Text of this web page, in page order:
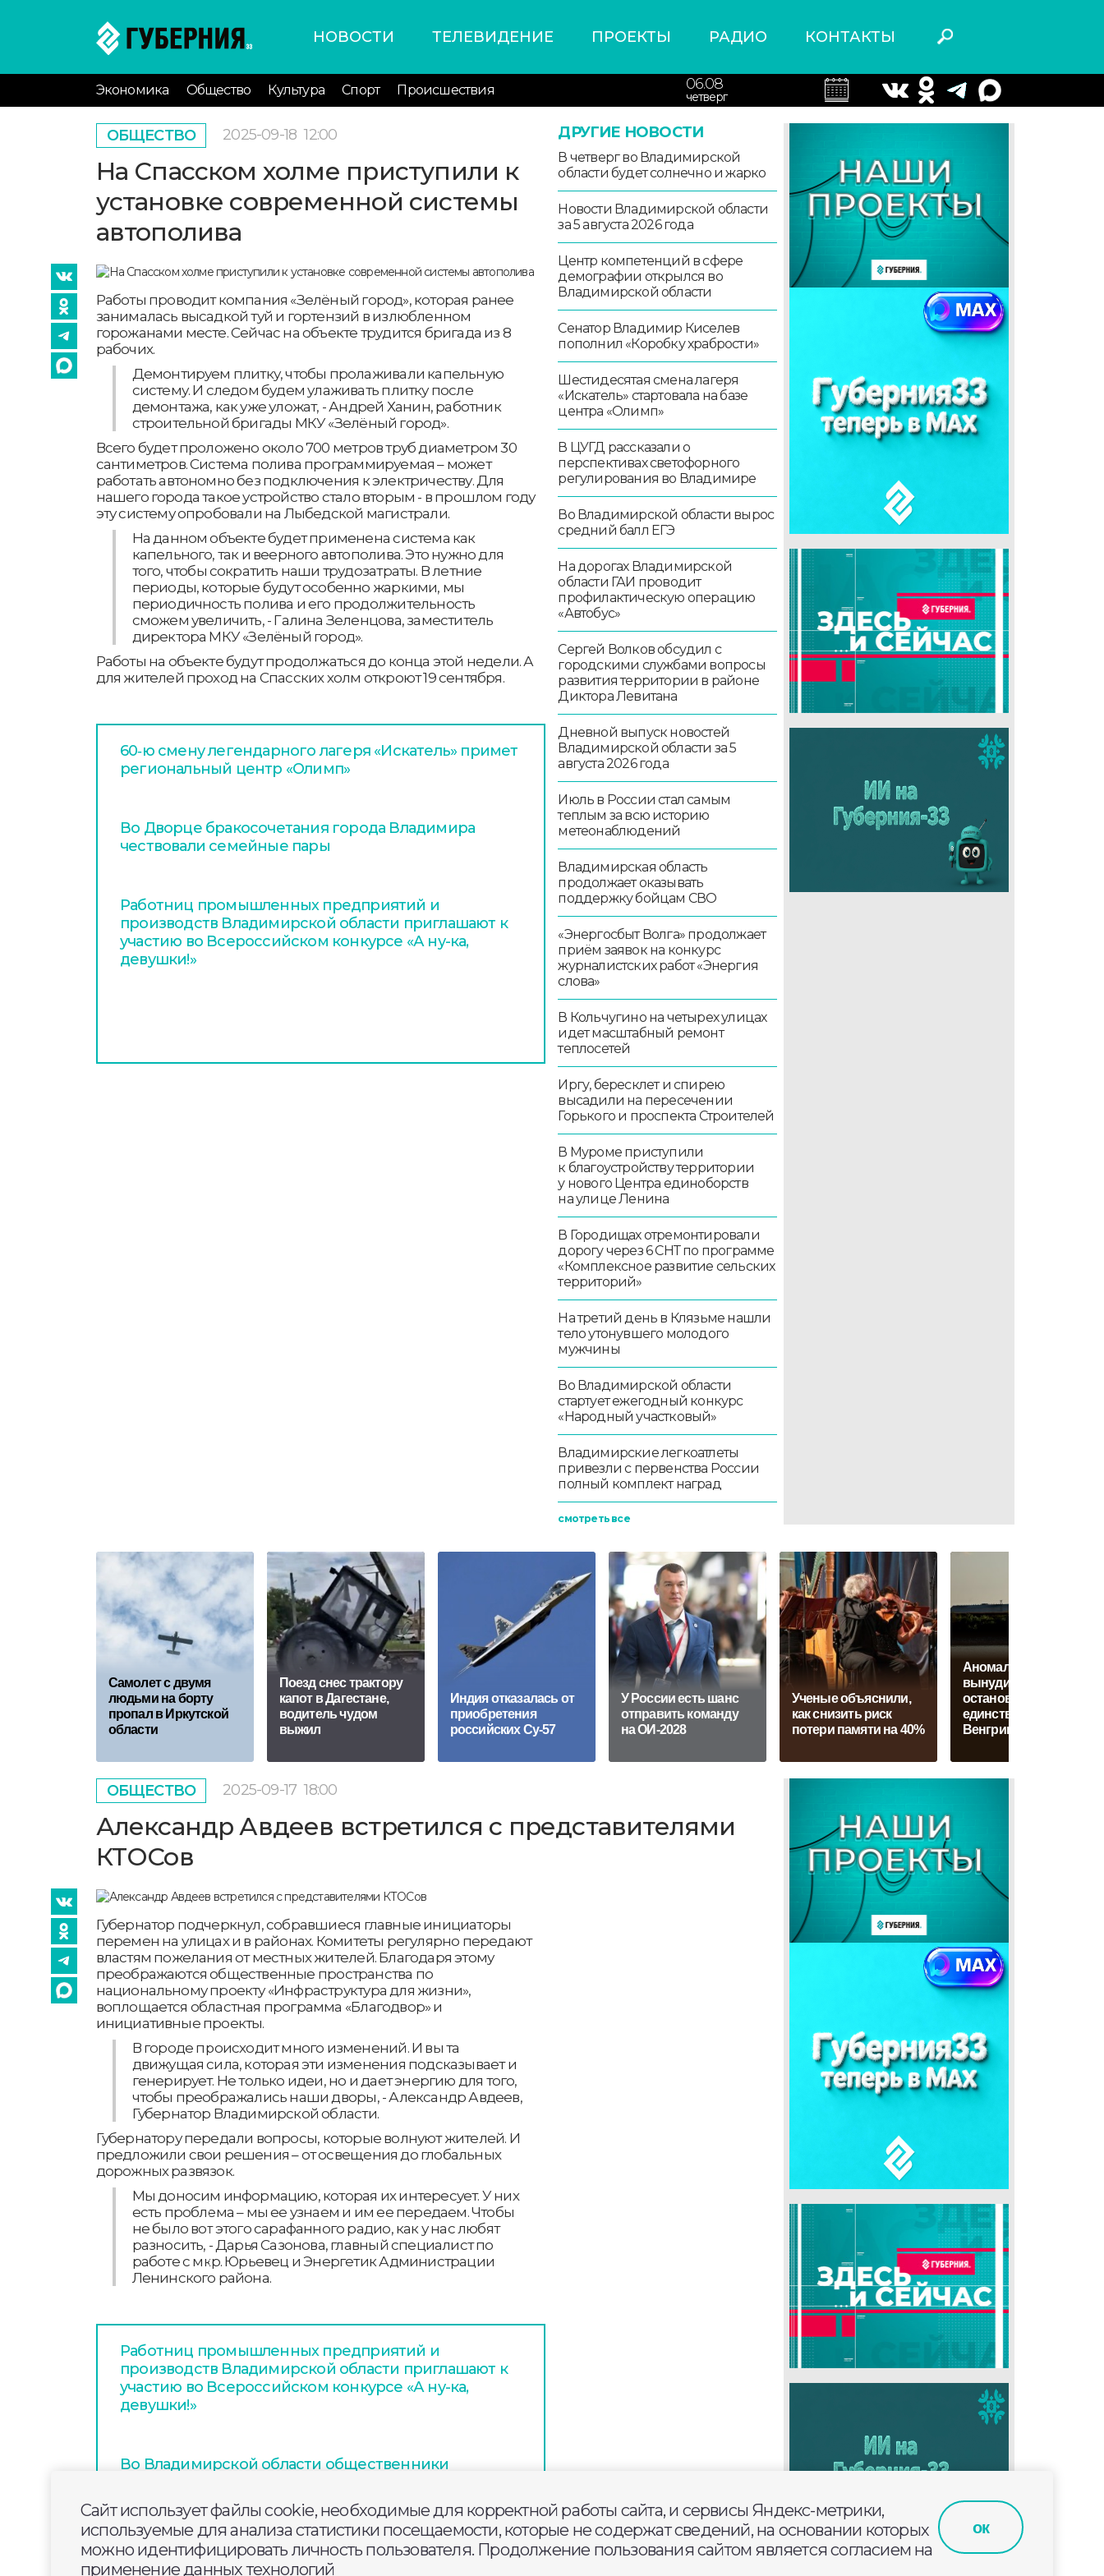
НОВОСТИ ТЕЛЕВИДЕНИЕ ПРОЕКТЫ РАДИО КОНТАКТЫ
Экономика Общество Культура Спорт Происшествия 06.08
четверг
ОБЩЕСТВО 2025-09-18 12:00
На Спасском холме приступили к
установке современной системы
автополива
Работы проводит компания «Зелёный город», которая ранее
занималась высадкой туй и гортензий в излюбленном
горожанами месте. Сейчас на объекте трудится бригада из 8
рабочих.
Демонтируем плитку, чтобы пролаживали капельную
систему. И следом будем улаживать плитку после
демонтажа, как уже уложат, - Андрей Ханин, работник
строительной бригады МКУ «Зелёный город».
Всего будет проложено около 700 метров труб диаметром 30
сантиметров. Система полива программируемая – может
работать автономно без подключения к электричеству. Для
нашего города такое устройство стало вторым - в прошлом году
эту систему опробовали на Лыбедской магистрали.
На данном объекте будет применена система как
капельного, так и веерного автополива. Это нужно для
того, чтобы сократить наши трудозатраты. В летние
периоды, которые будут особенно жаркими, мы
периодичность полива и его продолжительность
сможем увеличить, - Галина Зеленцова, заместитель
директора МКУ «Зелёный город».
Работы на объекте будут продолжаться до конца этой недели. А
для жителей проход на Спасских холм откроют 19 сентября.
60‑ю смену легендарного лагеря «Искатель» примет
региональный центр «Олимп»
Во Дворце бракосочетания города Владимира
чествовали семейные пары
Работниц промышленных предприятий и
производств Владимирской области приглашают к
участию во Всероссийском конкурсе «А ну-ка,
девушки!»
ДРУГИЕ НОВОСТИ
В четверг во Владимирской
области будет солнечно и жарко
Новости Владимирской области
за 5 августа 2026 года
Центр компетенций в сфере
демографии открылся во
Владимирской области
Сенатор Владимир Киселев
пополнил «Коробку храбрости»
Шестидесятая смена лагеря
«Искатель» стартовала на базе
центра «Олимп»
В ЦУГД рассказали о
перспективах светофорного
регулирования во Владимире
Во Владимирской области вырос
средний балл ЕГЭ
На дорогах Владимирской
области ГАИ проводит
профилактическую операцию
«Автобус»
Сергей Волков обсудил с
городскими службами вопросы
развития территории в районе
Диктора Левитана
Дневной выпуск новостей
Владимирской области за 5
августа 2026 года
Июль в России стал самым
теплым за всю историю
метеонаблюдений
Владимирская область
продолжает оказывать
поддержку бойцам СВО
«Энергосбыт Волга» продолжает
приём заявок на конкурс
журналистских работ «Энергия
слова»
В Кольчугино на четырех улицах
идет масштабный ремонт
теплосетей
Иргу, бересклет и спирею
высадили на пересечении
Горького и проспекта Строителей
В Муроме приступили
к благоустройству территории
у нового Центра единоборств
на улице Ленина
В Городищах отремонтировали
дорогу через 6 СНТ по программе
«Комплексное развитие сельских
территорий»
На третий день в Клязьме нашли
тело утонувшего молодого
мужчины
Во Владимирской области
стартует ежегодный конкурс
«Народный участковый»
Владимирские легкоатлеты
привезли с первенства России
полный комплект наград
смотреть все
Самолет с двумя
людьми на борту
пропал в Иркутской
области
Поезд снес трактору
капот в Дагестане,
водитель чудом
выжил
Индия отказалась от
приобретения
российских Су-57
У России есть шанс
отправить команду
на ОИ-2028
Ученые объяснили,
как снизить риск
потери памяти на 40%
Аномальная жара
вынудила
остановить
единственную АЭС
Венгрии
ОБЩЕСТВО 2025-09-17 18:00
Александр Авдеев встретился с представителями
КТОСов
Губернатор подчеркнул, собравшиеся главные инициаторы
перемен на улицах и в районах. Комитеты регулярно передают
властям пожелания от местных жителей. Благодаря этому
преображаются общественные пространства по
национальному проекту «Инфраструктура для жизни»,
воплощается областная программа «Благодвор» и
инициативные проекты.
В городе происходит много изменений. И вы та
движущая сила, которая эти изменения подсказывает и
генерирует. Не только идеи, но и дает энергию для того,
чтобы преображались наши дворы, - Александр Авдеев,
Губернатор Владимирской области.
Губернатору передали вопросы, которые волнуют жителей. И
предложили свои решения – от освещения до глобальных
дорожных развязок.
Мы доносим информацию, которая их интересует. У них
есть проблема – мы ее узнаем и им ее передаем. Чтобы
не было вот этого сарафанного радио, как у нас любят
разносить, - Дарья Сазонова, главный специалист по
работе с мкр. Юрьевец и Энергетик Администрации
Ленинского района.
Работниц промышленных предприятий и
производств Владимирской области приглашают к
участию во Всероссийском конкурсе «А ну-ка,
девушки!»
Во Владимирской области общественники
содержания заключенных
В среду во Владимирской области ожидается до
Сайт использует файлы cookie, необходимые для корректной работы сайта, и сервисы Яндекс-метрики,
используемые для анализа статистики посещаемости, которые не содержат сведений, на основании которых
можно идентифицировать личность пользователя. Продолжение пользования сайтом является согласием на
применение данных технологий
ок